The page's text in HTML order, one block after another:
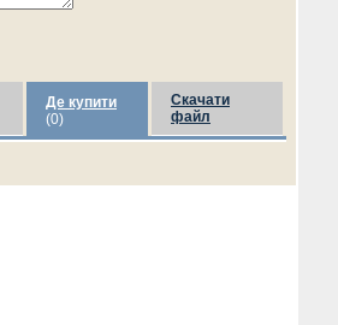
Де купити
(0)
Скачати
файл